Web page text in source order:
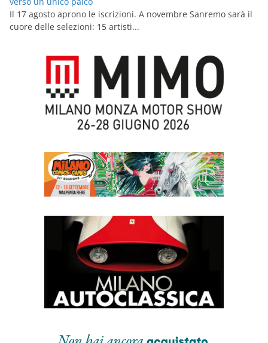
Il 17 agosto aprono le iscrizioni. A novembre Sanremo sarà il
cuore delle selezioni: 15 artisti...